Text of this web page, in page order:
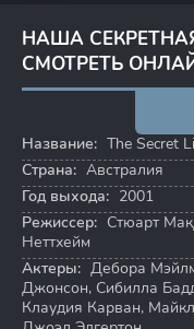
НАША
СМОТРЕТЬ
Название: The Secret
Страна: Австралия
Год выхода: 2001
Режиссер: Стюарт
Неттхейм
Актеры: Дебора
Джонсон, Сибилла
Клаудия Карван,